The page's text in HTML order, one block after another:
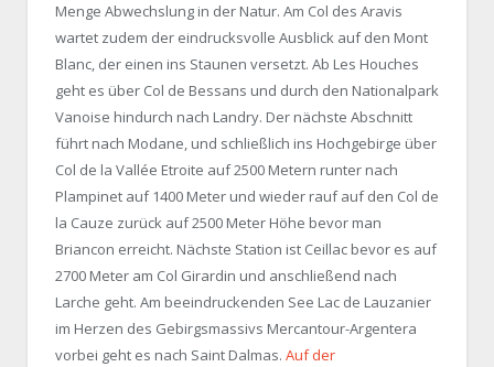
Menge Abwechslung in der Natur. Am Col des Aravis
wartet zudem der eindrucksvolle Ausblick auf den Mont
Blanc, der einen ins Staunen versetzt. Ab Les Houches
geht es über Col de Bessans und durch den Nationalpark
Vanoise hindurch nach Landry. Der nächste Abschnitt
führt nach Modane, und schließlich ins Hochgebirge über
Col de la Vallée Etroite auf 2500 Metern runter nach
Plampinet auf 1400 Meter und wieder rauf auf den Col de
la Cauze zurück auf 2500 Meter Höhe bevor man
Briancon erreicht. Nächste Station ist Ceillac bevor es auf
2700 Meter am Col Girardin und anschließend nach
Larche geht. Am beeindruckenden See Lac de Lauzanier
im Herzen des Gebirgsmassivs Mercantour-Argentera
vorbei geht es nach Saint Dalmas. Auf der